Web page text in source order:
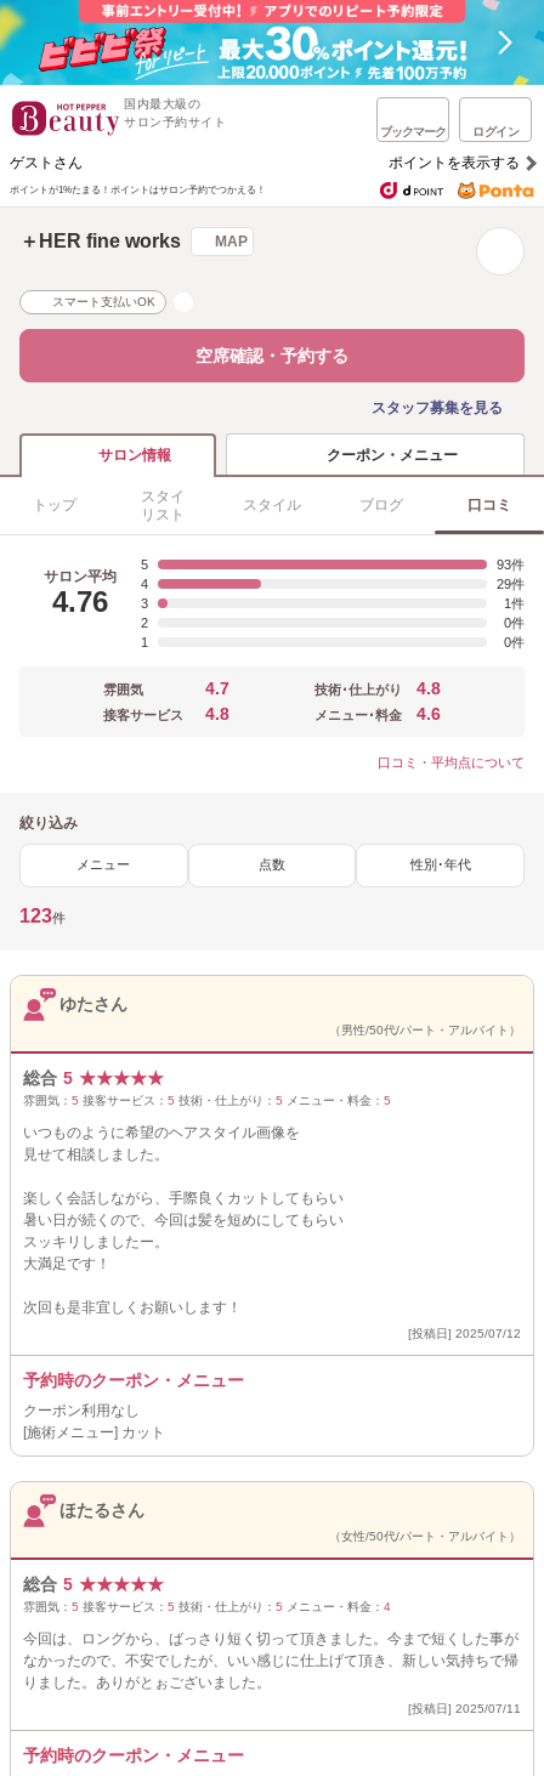
国内最大級の
サロン予約サイト
ブックマーク ログイン
ゲストさん ポイントを表示する
ポイントが1%たまる！ ポイントはサロン予約でつかえる！
＋HER fine works MAP
スマート支払いOK
空席確認・予約する
スタッフ募集を見る
サロン情報 クーポン・メニュー
トップ
スタイ
リスト
スタイル ブログ 口コミ
サロン平均
4.76
5
93
4
29
3
1
2
0
1
0
雰囲気 4.7
接客サービス 4.8
技術･仕上がり 4.8
メニュー･料金 4.6
口コミ・平均点について
絞り込み
メニュー 点数 性別･年代
123件
ゆたさん
（男性/50代/パート・アルバイト）
総合 5 ★★★★★
雰囲気： 5 接客サービス： 5 技術・仕上がり： 5 メニュー・料金： 5
いつものように希望のヘアスタイル画像を
見せて相談しました。
楽しく会話しながら、手際良くカットしてもらい
暑い日が続くので、今回は髪を短めにしてもらい
スッキリしましたー。
大満足です！
次回も是非宜しくお願いします！
[投稿日] 2025/07/12
予約時のクーポン・メニュー
クーポン利用なし
[施術メニュー] カット
ほたるさん
（女性/50代/パート・アルバイト）
総合 5 ★★★★★
雰囲気： 5 接客サービス： 5 技術・仕上がり： 5 メニュー・料金： 4
今回は、ロングから、ばっさり短く切って頂きました。今まで短くした事が
なかったので、不安でしたが、いい感じに仕上げて頂き、新しい気持ちで帰
りました。ありがとぉございました。
[投稿日] 2025/07/11
予約時のクーポン・メニュー